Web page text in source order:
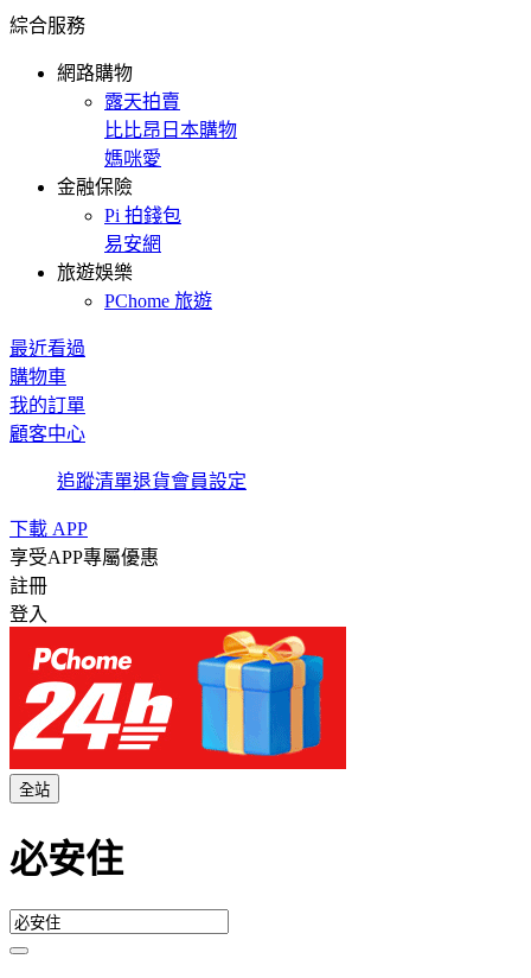
綜合服務
網路購物
露天拍賣
比比昂日本購物
媽咪愛
金融保險
Pi 拍錢包
易安網
旅遊娛樂
PChome 旅遊
最近看過
購物車
我的訂單
顧客中心
追蹤清單退貨會員設定
下載 APP
享受APP專屬優惠
註冊
登入
全站
必安住